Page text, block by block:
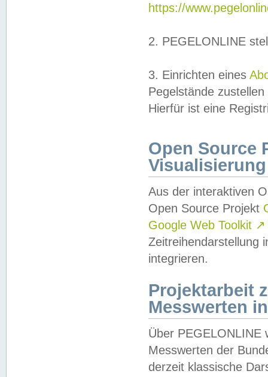
https://
2. PEGELONLINE
3. Einrichten eines
Pegelstände
Hierfür ist eine
Open Source
Visualisierung
Aus der interaktiven
Open Source Projekt
Google Web Toolkit ↗
Zeitreihendarstellung
integrieren.
Projektarbeit
Messwerten
Über PEGELONLINE
Messwerten der
derzeit klassische